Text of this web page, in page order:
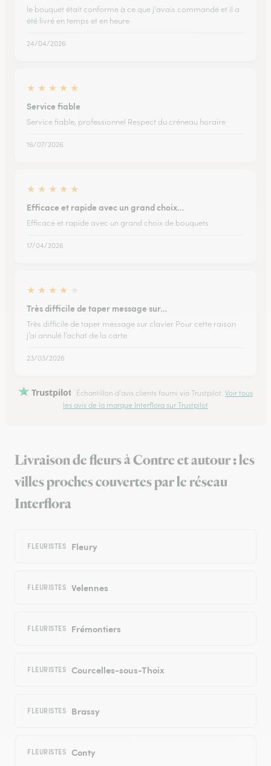
le bouquet était conforme à ce que j'avais commandé et il a
été livré en temps et en heure
24/04/2026
★ ★ ★ ★ ★
Service fiable
Service fiable, professionnel Respect du créneau horaire
16/07/2026
★ ★ ★ ★ ★
Efficace et rapide avec un grand choix…
Efficace et rapide avec un grand choix de bouquets
17/04/2026
★ ★ ★ ★
Très difficile de taper message sur…
Très difficile de taper message sur clavier Pour cette raison
j’ai annulé l’achat de la carte
23/03/2026
Trustpilot Échantillon d'avis clients fourni via Trustpilot. Voir tous
les avis de la marque Interflora sur Trustpilot
Livraison de fleurs à Contre et autour : les
villes proches couvertes par le réseau
Interflora
FLEURISTES Fleury
FLEURISTES Velennes
FLEURISTES Frémontiers
FLEURISTES Courcelles-sous-Thoix
FLEURISTES Brassy
FLEURISTES Conty